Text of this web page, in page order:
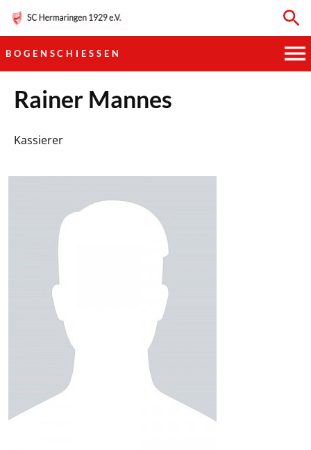
BOGENSCHIESSEN
HAUPTVEREIN
TISCHTENNIS
Rainer Mannes
Kassierer